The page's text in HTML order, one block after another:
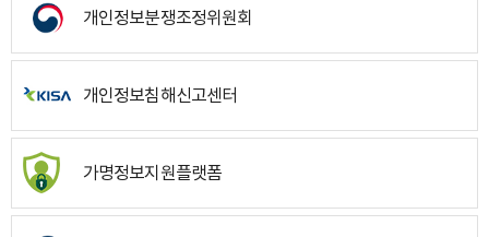
개인정보분쟁조정위원회
개인정보침해신고센터
가명정보지원플랫폼